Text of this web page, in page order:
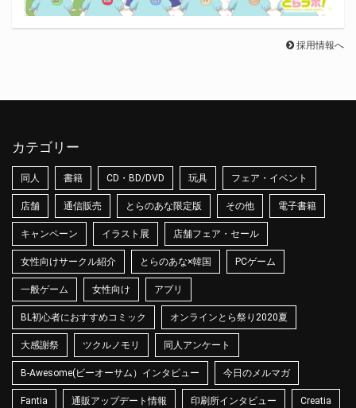
採用情報へ
カテゴリー
同人 書籍 CD・BD/DVD 玩具 フェア・イベント
店舗 通信販売 とらのあな限定版 その他 電子書籍
キャンペーン イラスト展 店舗フェア・セール
女性向けサークル紹介 とらのあな×韓国 PCゲーム
一般ゲーム 女性向け アプリ
BL初心者におすすめコミック オンラインとら祭り2020夏
大感謝祭 ツクルノモリ 同人アンケート
B-Awesome(ビーオーサム）インタビュー 今日のメルマガ
Fantia 通販アップデート情報 印刷所インタビュー Creatia